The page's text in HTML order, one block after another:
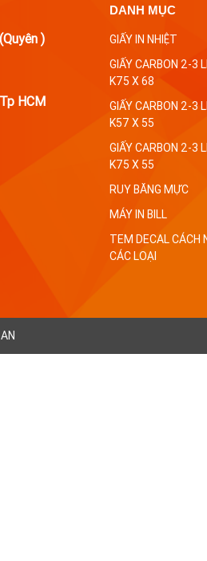
)
HCM
DANH MỤC
GIẤY IN NHIỆT
GIẤY CARBON 2-3
K75 X 68
GIẤY CARBON 2-3
K57 X 55
GIẤY CARBON 2-3
K75 X 55
RUY BĂNG MỰC
MÁY IN BILL
TEM DECAL CÁCH
CÁC LOẠI